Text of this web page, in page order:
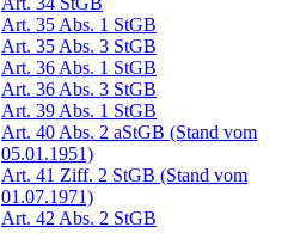
Art. 35 Abs. 1 StGB
Art. 35 Abs. 3 StGB
Art. 36 Abs. 1 StGB
Art. 36 Abs. 3 StGB
Art. 39 Abs. 1 StGB
Art. 40 Abs. 2 aStGB (Stand vom
05.01.1951)
Art. 41 Ziff. 2 StGB (Stand vom
01.07.1971)
Art. 42 Abs. 2 StGB